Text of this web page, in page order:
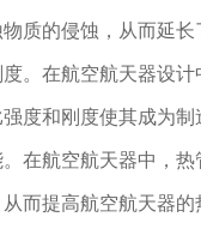
质的侵蚀，从而延
。在航空航天器设
度和刚度使其成为制
在航空航天器中，
而提高航空航天器的